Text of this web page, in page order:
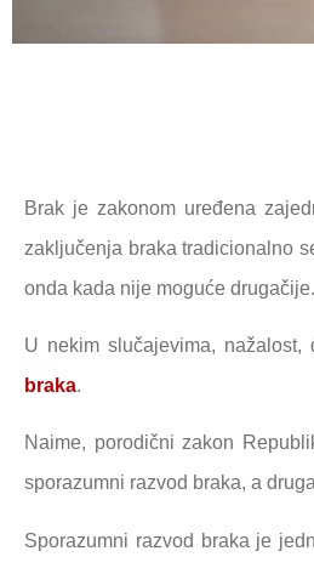
Brak je zakonom uređena
zaključenja braka tradicionalno
onda kada nije moguće drugačije.
U nekim slučajevima,
braka.
Naime, porodični zakon
sporazumni razvod braka, a
Sporazumni razvod braka je